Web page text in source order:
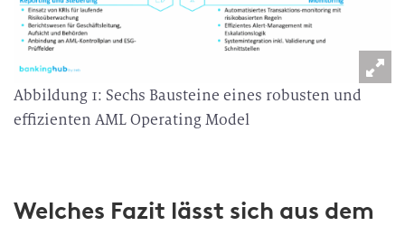
Abbildung 1: Sechs Bausteine eines robusten und
effizienten AML Operating Model
Welches Fazit lässt sich aus dem